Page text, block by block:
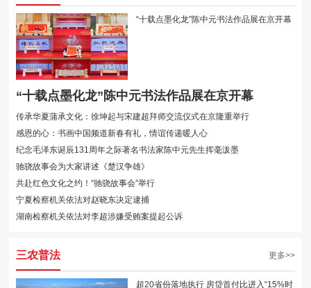
“十载点墨化龙”陈中元书法作品展在京开幕
“十载点墨化龙”陈中元书法作品展在京开幕
传承华夏蒲承文化：徐坤起与宋建超拜师交流仪式在京隆重举行
感恩的心：书画中国频道新春有礼，情谊传递暖人心
纪念毛泽东诞辰131周年之际著名书法家陈中元先生挥毫泼墨
驰骁故事会为大家讲述《楚汉争雄》
共赴红色文化之约！“驰骁故事会”举行
宁夏检察机关依法对赵晓东决定逮捕
湖南检察机关依法对李超涉嫌受贿案提起公诉
三农普法 更多>>
超20省份落地执行 房贷首付比进入“15%时